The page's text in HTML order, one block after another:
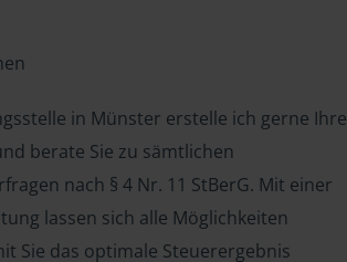
in Münster erstelle ich gerne Ihre
berate Sie zu sämtlichen
nach § 4 Nr. 11 StBerG. Mit einer
lassen sich alle Möglichkeiten
Sie das optimale Steuerergebnis